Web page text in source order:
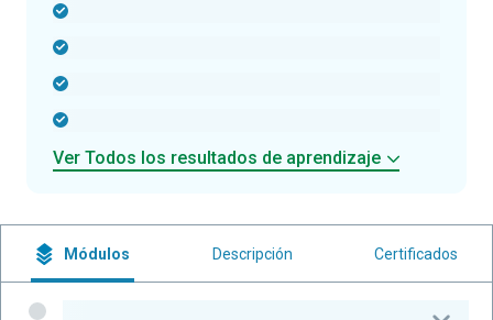
Ver Todos los resultados de aprendizaje
Módulos Descripción Certificados